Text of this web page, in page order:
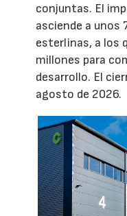
conjuntas. El
asciende a unos
esterlinas, a los
millones para
desarrollo. El
agosto de 2026.